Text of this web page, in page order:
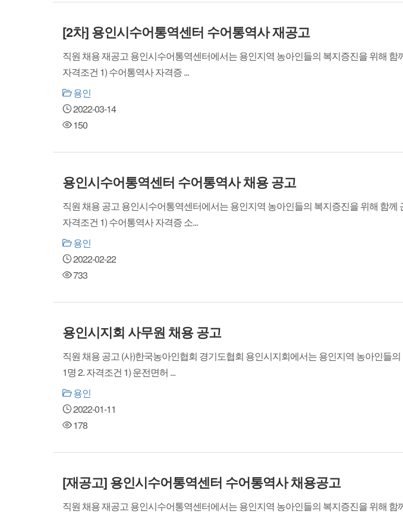
[2차] 용인시수어통역센터 수어통역사 재공고
직원 채용 재공고 용인시수어통역센터에서는 용인지역 농아인들의 복지증진을 위해
자격조건 1) 수어통역사 자격증 ...
용인
2022-03-14
150
용인시수어통역센터 수어통역사 채용 공고
직원 채용 공고 용인시수어통역센터에서는 용인지역 농아인들의 복지증진을 위해 함
자격조건 1) 수어통역사 자격증 소...
용인
2022-02-22
733
용인시지회 사무원 채용 공고
직원 채용 공고 (사)한국농아인협회 경기도협회 용인시지회에서는 용인지역 농아인들
1명 2. 자격조건 1) 운전면허 ...
용인
2022-01-11
178
[재공고] 용인시수어통역센터 수어통역사 채용공고
직원 채용 재공고 용인시수어통역센터에서는 용인지역 농아인들의 복지증진을 위해